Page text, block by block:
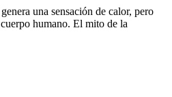
una sensación de calor, pero
humano. El mito de la